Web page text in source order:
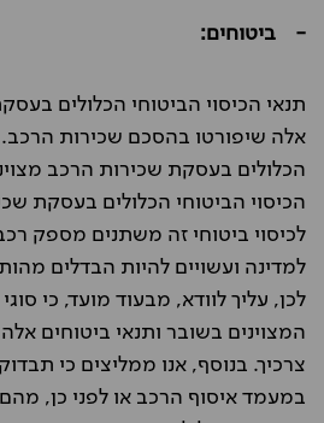
- ביטוחים:
תנאי הכיסוי הביטוחי הכלולים
אלה שיפורטו בהסכם שכירות הרכב.
הכלולים בעסקת שכירות הרכב
הכיסוי הביטוחי הכלולים בעסקת
לכיסוי ביטוחי זה משתנים מספק
למדינה ועשויים להיות הבדלים
לכן, עליך לוודא, מבעוד מועד, כי
המצוינים בשובר ותנאי ביטוחים
צרכיך. בנוסף, אנו ממליצים כי
במעמד איסוף הרכב או לפני כן, מהם